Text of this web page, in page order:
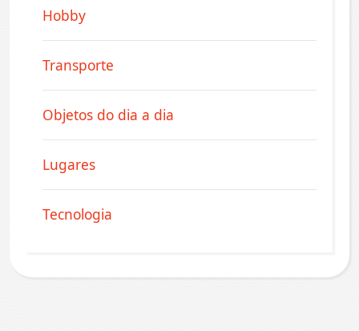
Hobby
Transporte
Objetos do dia a dia
Lugares
Tecnologia